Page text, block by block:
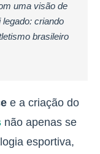
uma visão de
criando
brasileiro
e a criação do
não apenas se
esportiva,